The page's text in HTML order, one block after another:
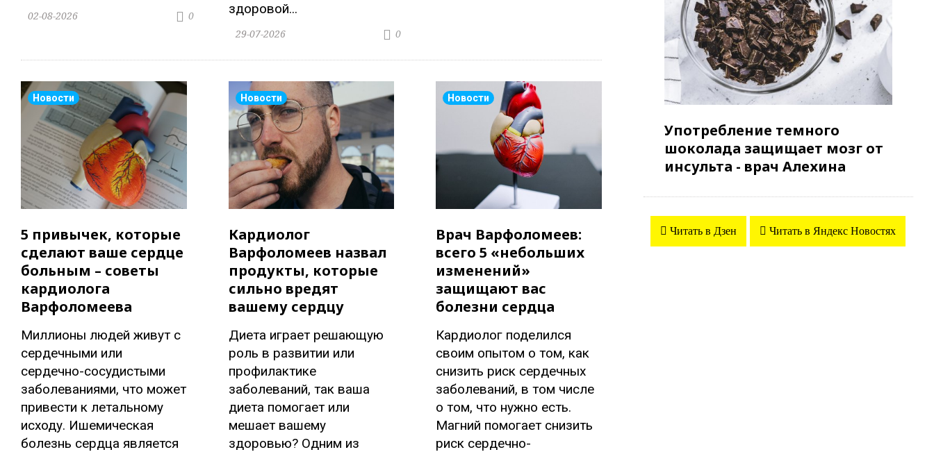
0
02-08-2026
здоровой...
0
29-07-2026
Новости
5 привычек, которые
сделают ваше сердце
больным – советы
кардиолога
Варфоломеева
Миллионы людей живут с
сердечными или
сердечно-сосудистыми
заболеваниями, что может
привести к летальному
исходу. Ишемическая
болезнь сердца является
Новости
Кардиолог
Варфоломеев назвал
продукты, которые
сильно вредят
вашему сердцу
Диета играет решающую
роль в развитии или
профилактике
заболеваний, так ваша
диета помогает или
мешает вашему
здоровью? Одним из
Новости
Врач Варфоломеев:
всего 5 «небольших
изменений»
защищают вас
болезни сердца
Кардиолог поделился
своим опытом о том, как
снизить риск сердечных
заболеваний, в том числе
о том, что нужно есть.
Магний помогает снизить
риск сердечно-
Употребление темного
шоколада защищает мозг от
инсульта - врач Алехина
Читать в Дзен Читать в Яндекс Новостях